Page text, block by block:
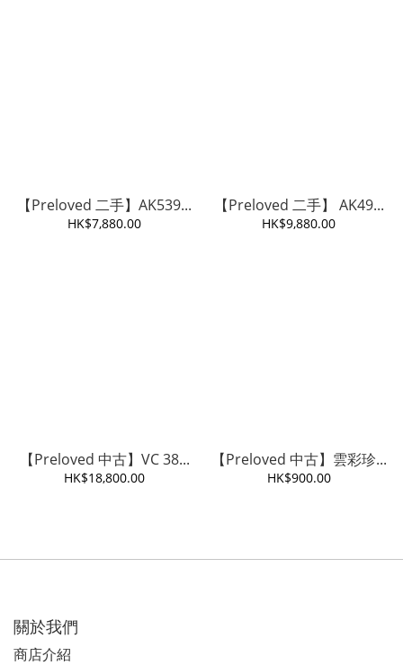
【Preloved 二手】AK539...
HK$7,880.00
【Preloved 二手】 AK49...
HK$9,880.00
【Preloved 中古】VC 38...
HK$18,800.00
【Preloved 中古】雲彩珍...
HK$900.00
關於我們
商店介紹